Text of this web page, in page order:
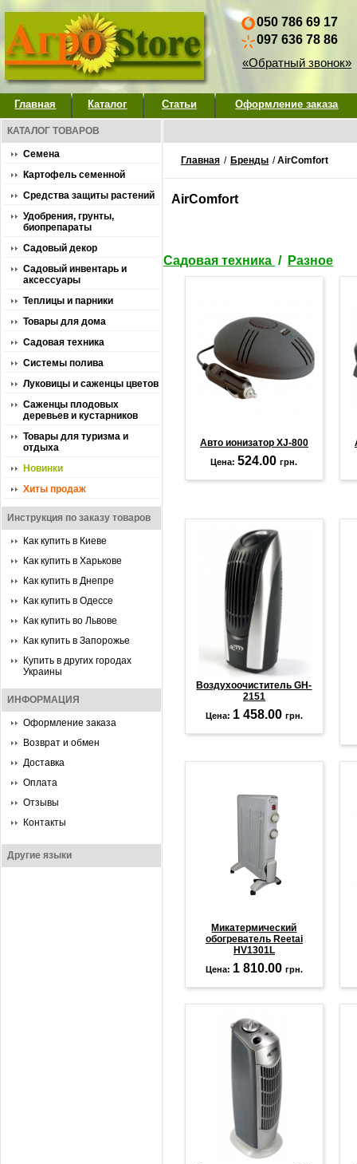
050 786 69 17
097 636 78 86
«Обратный звонок»
Главная Каталог Статьи Оформление заказа
КАТАЛОГ ТОВАРОВ
Семена
Картофель семенной
Средства защиты растений
Удобрения, грунты,
биопрепараты
Садовый декор
Садовый инвентарь и
аксессуары
Теплицы и парники
Товары для дома
Садовая техника
Системы полива
Луковицы и саженцы цветов
Саженцы плодовых
деревьев и кустарников
Товары для туризма и
отдыха
Новинки
Хиты продаж
Инструкция по заказу товаров
Как купить в Киеве
Как купить в Харькове
Как купить в Днепре
Как купить в Одессе
Как купить во Львове
Как купить в Запорожье
Купить в других городах
Украины
ИНФОРМАЦИЯ
Оформление заказа
Возврат и обмен
Доставка
Оплата
Отзывы
Контакты
Другие языки
Главная / Бренды /AirComfort
AirComfort
Садовая техника / Разное
Авто ионизатор XJ-800
Цена:524.00грн.
Воздухоочиститель GH-
2151
Цена: 1 458.00 грн.
Микатермический
обогреватель Reetai
HV1301L
Цена: 1 810.00 грн.